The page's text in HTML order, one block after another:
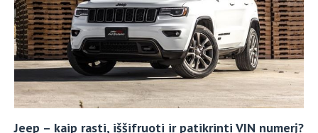
Jeep – kaip rasti, iššifruoti ir patikrinti VIN numerį?